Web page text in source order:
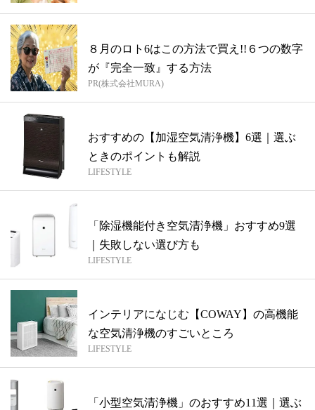
８月のロト6はこの方法で買え!!６つの数字
が『完全一致』する方法
PR(株式会社MURA)
おすすめの【加湿空気清浄機】6選｜選ぶ
ときのポイントも解説
LIFESTYLE
「除湿機能付き空気清浄機」おすすめ9選
｜失敗しない選び方も
LIFESTYLE
インテリアになじむ【COWAY】の高機能
な空気清浄機のすごいところ
LIFESTYLE
「小型空気清浄機」のおすすめ11選｜選ぶ